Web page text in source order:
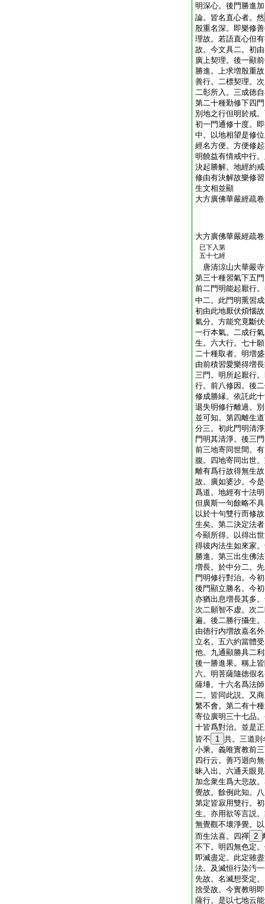
明深心。後門勝進
論。皆名直心者。然
殷重名深。即樂修
理故。若語直心但
故。今文具二。初
廣上契理。後一顯
勝進。上求増殷重
善行。二標契理。
二彰所入。三成徳
第二十種勤修下四
別地之行但明於戒
初一門通修十度。
中。以地相望是修
經名方便。方便修
明饒益有情戒中行
決起勝解。地經約
修由有決解故樂修
生文相並顯
大方廣佛華嚴經疏
大方廣佛華嚴經疏
已下入第
五十七經
唐清涼山大華嚴
第三十種習氣下五
前二門明能起厭行
中二。此門明熏習
初由此地厭伏煩惱
氣分。方能究竟斷
一行本氣。二成行
生。六大行。七十
二十種取者。明増
由前積習愛樂得増
三門。明所起厭行
行。前八修因。後
修成勝縁。依託此
退失明修行離過。
並可知。第四離生
分三。初此門明清
門明其清淨。後三
前三地寄同世間。
腹。四地寄同出世
離有爲行故得無生
故。廣如婆沙。今
爲道。地經有十法
但廣斯一句餘略不
以於十句雙行而修
生矣。第二決定法
今顯所得。以得出
得彼内法生如來家
勝進。第三出生佛
増長。於中分二。
門明修行對治。今
後門顯立勝名。今
亦猶出息増長其多
次二願智不虚。次
遍。後二勝行攝生
由徳行内増故嘉名
立名。五六約當體
他。九通顯勝具二
後一勝進果。稱上
六。明菩薩隨徳假
薩埵。十六名爲法
二。皆同此説。又
繁不會。第二有十
寄位廣明三十七品
十皆爲對治。並是
皆不
1 共。三道則
小乘。義唯實教前
四行云。善巧迴向
昧入出。六通天眼
加念衆生爲大悲故
覺故。餘例此知。
第定皆寂用雙行。
生。亦用欲等言説
無覺觀不壞淨覺。
而生法喜。四禪 2
不下。明四無色定
即滅盡定。此定雖
法。及滅恒行染汚
先故。名滅想受定
捨受故。今實教明
薩行。是以七地云